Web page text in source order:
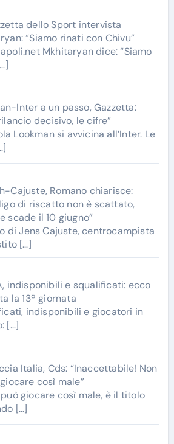
dello Sport intervista
“Siamo rinati con Chivu”
Mkhitaryan dice: “Siamo
Inter a un passo, Gazzetta:
decisivo, le cifre”
Lookman si avvicina all’Inter. Le
Cajuste, Romano chiarisce:
di riscatto non è scattato,
scade il 10 giugno”
di Jens Cajuste, centrocampista
[…]
indisponibili e squalificati: ecco
la 13ª giornata
indisponibili e giocatori in
[…]
Italia, Cds: “Inaccettabile! Non
così male”
giocare così male, è il titolo
[…]